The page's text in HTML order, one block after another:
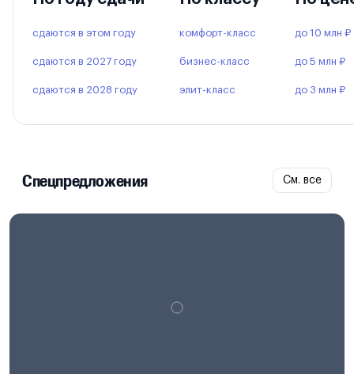
сдаются в этом году
сдаются в 2027 году
сдаются в 2028 году
комфорт-класс
бизнес-класс
элит-класс
до 10 млн ₽
до 5 млн ₽
до 3 млн ₽
Спецпредложения См. все